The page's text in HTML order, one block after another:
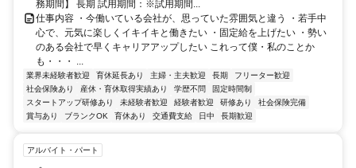
務期間】 長期 試用期間：※試用期間...
仕事内容 ・今働いている会社が、思っていた雰囲気と違う ・若手中
心で、元気に楽しくイキイキと働きたい ・固定給を上げたい ・勢い
のある会社で早くキャリアアップしたい これって僕・私のことか
も・・・ ...
業界未経験者歓迎 育休延長あり 主婦・主夫歓迎 長期
フリーター歓迎
社会保険あり
産休・育休取得実績あり 学歴不問
固定時間制
スタートアップ研修あり
未経験者歓迎 経験者歓迎 研修あり
社会保険完備
賞与あり
ブランクOK 育休あり 交通費支給 日中 長期歓迎
アルバイト・パート